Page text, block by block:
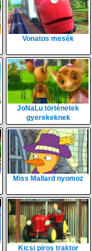
Vonatos mesék
JoNaLu történetek
gyerekeknek
Miss Mallard nyomoz
Kicsi piros traktor